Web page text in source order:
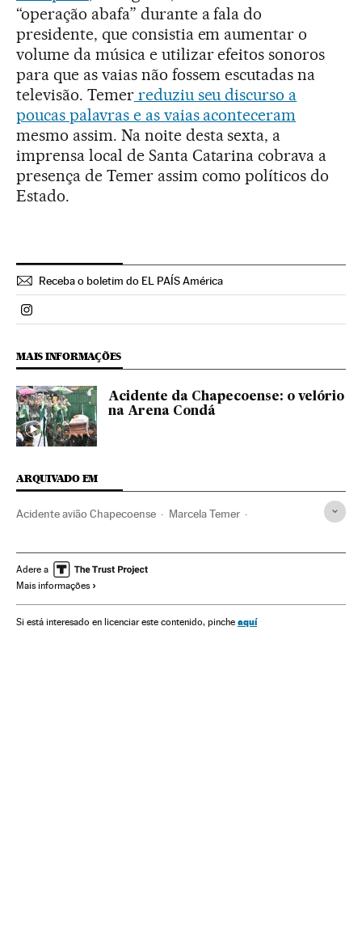
“operação abafa” durante a fala do
presidente, que consistia em aumentar o
volume da música e utilizar efeitos sonoros
para que as vaias não fossem escutadas na
televisão. Temerreduziu seu discurso a
poucas palavras e as vaias aconteceram
mesmo assim. Na noite desta sexta, a
imprensa local de Santa Catarina cobrava a
presença de Temer assim como políticos do
Estado.
Receba o boletim do EL PAÍS América
Politica El País Brasil en Instagram
MAIS INFORMAÇÕES
Acidente da Chapecoense: o velório
na Arena Condá
ARQUIVADO EM
Acidente avião Chapecoense Marcela Temer
Acidentes aéreos Acidentes
Times esportes
América Latina Empresas transporte Acontecimentos
Adere a
Mais informações
Si está interesado en licenciar este contenido, pinche aquí